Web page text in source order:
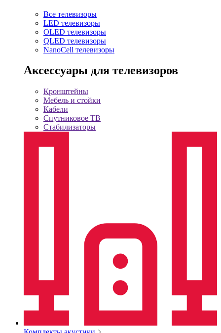
Все телевизоры
LED телевизоры
OLED телевизоры
QLED телевизоры
NanoCell телевизоры
Аксессуары для телевизоров
Кронштейны
Мебель и стойки
Кабели
Спутниковое ТВ
Стабилизаторы